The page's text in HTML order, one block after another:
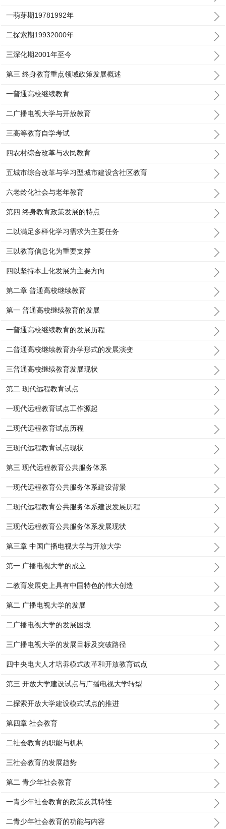
一萌芽期19781992年
二探索期19932000年
三深化期2001年至今
第三 终身教育重点领域政策发展概述
一普通高校继续教育
二广播电视大学与开放教育
三高等教育自学考试
四农村综合改革与农民教育
五城市综合改革与学习型城市建设含社区教育
六老龄化社会与老年教育
第四 终身教育政策发展的特点
二以满足多样化学习需求为主要任务
三以教育信息化为重要支撑
四以坚持本土化发展为主要方向
第二章 普通高校继续教育
第一 普通高校继续教育的发展
一普通高校继续教育的发展历程
二普通高校继续教育办学形式的发展演变
三普通高校继续教育发展现状
第二 现代远程教育试点
一现代远程教育试点工作源起
二现代远程教育试点历程
三现代远程教育试点现状
第三 现代远程教育公共服务体系
一现代远程教育公共服务体系建设背景
二现代远程教育公共服务体系建设发展历程
三现代远程教育公共服务体系发展现状
第三章 中国广播电视大学与开放大学
第一 广播电视大学的成立
二教育发展史上具有中国特色的伟大创造
第二 广播电视大学的发展
二广播电视大学的发展困境
三广播电视大学的发展目标及突破路径
四中央电大人才培养模式改革和开放教育试点
第三 开放大学建设试点与广播电视大学转型
二探索开放大学建设模式试点的推进
第四章 社会教育
二社会教育的职能与机构
三社会教育的发展趋势
第二 青少年社会教育
一青少年社会教育的政策及其特性
二青少年社会教育的功能与内容